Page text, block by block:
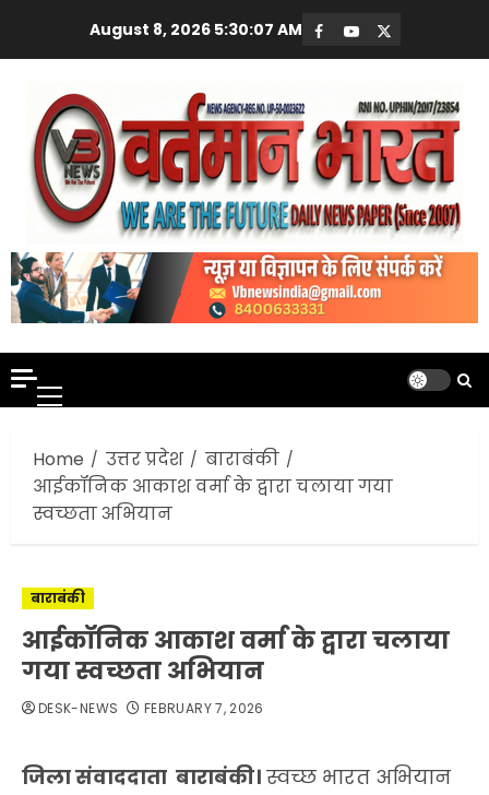
content
August 8, 2026 5:30:09 AM Facebook
Youtube
X
Primary
Menu
Home
उत्तर प्रदेश
बाराबंकी
आईकॉनिक आकाश वर्मा के द्वारा चलाया गया
स्वच्छता अभियान
बाराबंकी
आईकॉनिक आकाश वर्मा के द्वारा चलाया
गया स्वच्छता अभियान
DESK-NEWS FEBRUARY 7, 2026
जिला संवाददाता बाराबंकी। स्वच्छ भारत अभियान